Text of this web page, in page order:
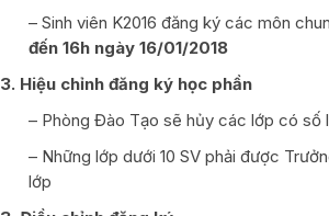
– Sinh viên K2016 đăng ký các môn
đến 16h ngày 16/01/2018
3. Hiệu chỉnh đăng ký học phần
– Phòng Đào Tạo sẽ hủy các lớp có số
– Những lớp dưới 10 SV phải được
lớp